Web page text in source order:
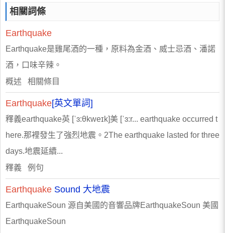
相關詞條
Earthquake
Earthquake是雞尾酒的一種，原料為金酒、威士忌酒、潘諾
酒，口味辛辣。
概述 相關條目
Earthquake[英文單詞]
釋義earthquake英 [ˈɜ:θkweɪk]美 [ˈɜ:r... earthquake occurred t
here.那裡發生了強烈地震。2The earthquake lasted for three
days.地震延續...
釋義 例句
Earthquake Sound 大地震
EarthquakeSoun 源自美國的音響品牌EarthquakeSoun 美國
EarthquakeSoun